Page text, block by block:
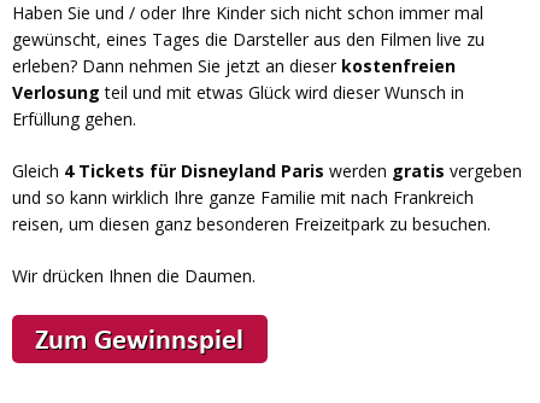
Haben Sie und / oder Ihre Kinder sich nicht schon immer mal
gewünscht, eines Tages die Darsteller aus den Filmen live zu
erleben? Dann nehmen Sie jetzt an dieser kostenfreien
Verlosung teil und mit etwas Glück wird dieser Wunsch in
Erfüllung gehen.
Gleich 4 Tickets für Disneyland Paris werden gratis vergeben
und so kann wirklich Ihre ganze Familie mit nach Frankreich
reisen, um diesen ganz besonderen Freizeitpark zu besuchen.
Wir drücken Ihnen die Daumen.